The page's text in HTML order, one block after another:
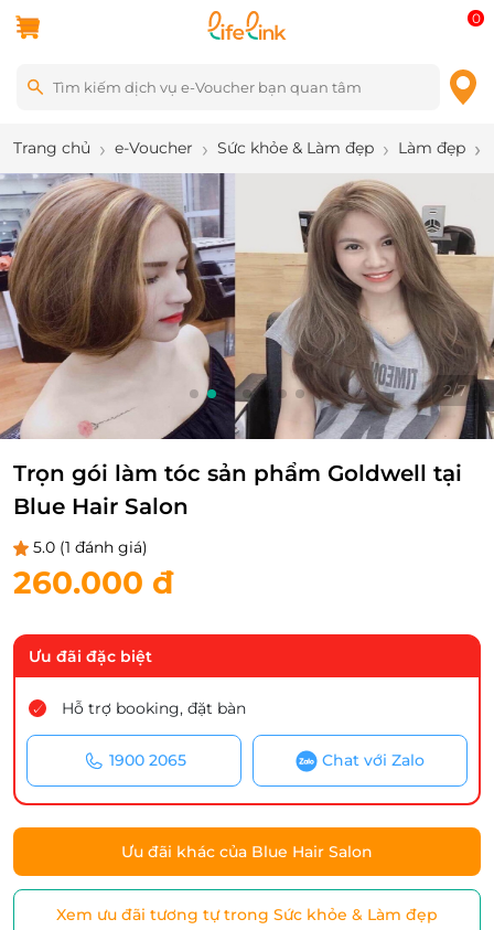
0
Trang chủ e-Voucher Sức khỏe & Làm đẹp Làm đẹp
2/7
Trọn gói làm tóc sản phẩm Goldwell tại
Blue Hair Salon
5.0 (1 đánh giá)
260.000 đ
Ưu đãi đặc biệt
Hỗ trợ booking, đặt bàn
1900 2065 Chat với Zalo
Ưu đãi khác của Blue Hair Salon
Xem ưu đãi tương tự trong Sức khỏe & Làm đẹp